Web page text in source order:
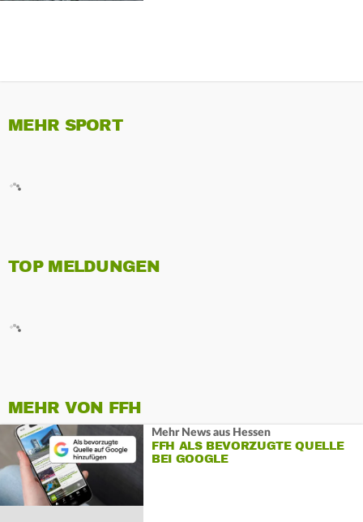
MEHR SPORT
TOP MELDUNGEN
MEHR VON FFH
Mehr News aus Hessen
FFH ALS BEVORZUGTE QUELLE
BEI GOOGLE